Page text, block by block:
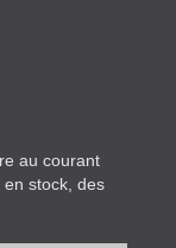
au courant
stock, des